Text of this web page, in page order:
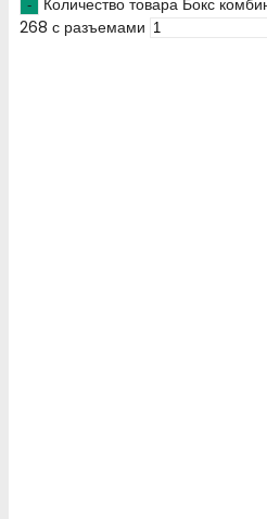
268 с разъемами